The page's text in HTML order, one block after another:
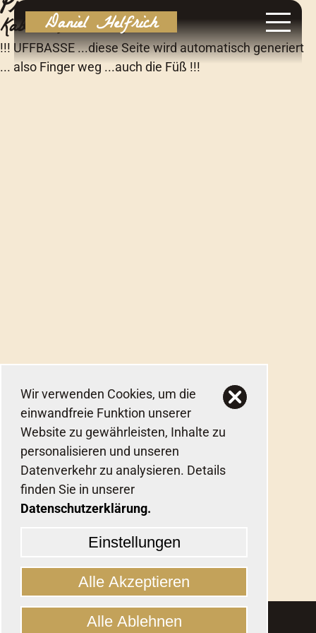
Daniel Helfrich
Programme
Kabarett, Musik, usw
!!! UFFBASSE ...diese Seite wird automatisch generiert
... also Finger weg ...auch die Füß !!!
Startseite
Wir verwenden Cookies, um die
einwandfreie Funktion unserer
Website zu gewährleisten, Inhalte zu
personalisieren und unseren
Datenverkehr zu analysieren. Details
finden Sie in unserer
Datenschutzerklärung.
Einstellungen
Alle Akzeptieren
Alle Ablehnen